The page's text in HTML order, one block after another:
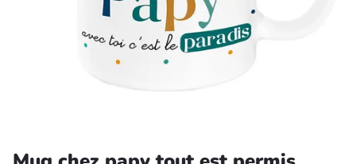
Salle de bain et beauté
Entretien et rangement